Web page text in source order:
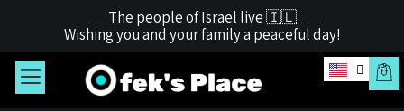
The people of Israel live 🇮🇱
Wishing you and your family a peaceful day!